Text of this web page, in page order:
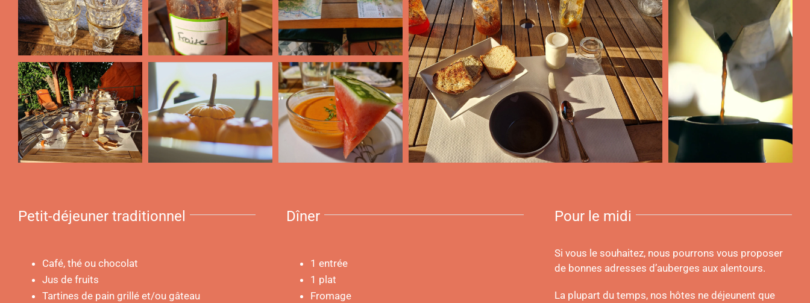
Petit-déjeuner traditionnel
Café, thé ou chocolat
Jus de fruits
Tartines de pain grillé et/ou gâteau
Dîner
1 entrée
1 plat
Fromage
Pour le midi
Si vous le souhaitez, nous pourrons vous proposer
de bonnes adresses d’auberges aux alentours.
La plupart du temps, nos hôtes ne déjeunent que